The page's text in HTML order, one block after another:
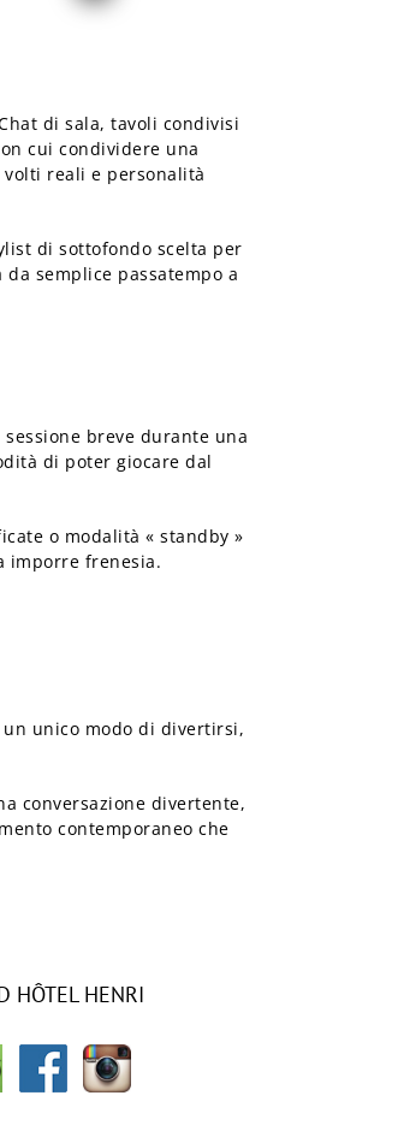
di sala, tavoli condivisi
cui condividere una
reali e personalità
di sottofondo scelta per
semplice passatempo a
breve durante una
di poter giocare dal
o modalità « standby »
imporre frenesia.
unico modo di divertirsi,
conversazione divertente,
contemporaneo che
HÔTEL HENRI